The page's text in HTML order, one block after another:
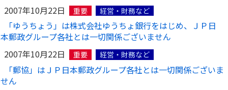
保険用語集
お問い合わせ
すこやか健康ラボ
ラジオ体操・みんなの体操
お客さまの声／お客さまサービス向上の取組み
2007年10月22日
重要 経営・財務など
「ゆうちょう」は株式会社ゆうちょ銀行をはじめ、ＪＰ日
本郵政グループ各社とは一切関係ございません
2007年10月22日
重要 経営・財務など
「郵協」はＪＰ日本郵政グループ各社とは一切関係ございま
せん